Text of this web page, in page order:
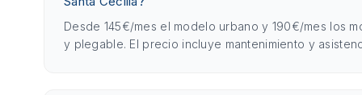
Desde 145€/mes el modelo urbano y 190€/mes los
y plegable. El precio incluye mantenimiento y